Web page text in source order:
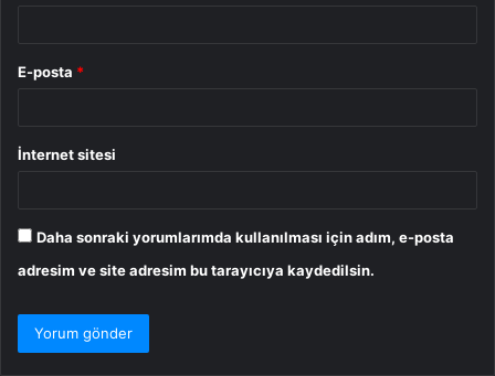
E-posta *
İnternet sitesi
Daha sonraki yorumlarımda kullanılması için adım, e-posta
adresim ve site adresim bu tarayıcıya kaydedilsin.